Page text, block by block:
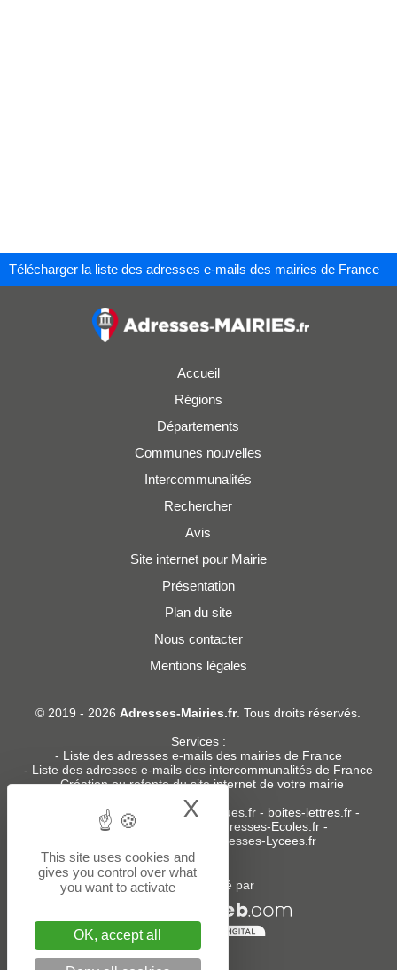
Télécharger la liste des adresses e-mails des mairies de France
Accueil
Régions
Départements
Communes nouvelles
Intercommunalités
Rechercher
Avis
Site internet pour Mairie
Présentation
Plan du site
Nous contacter
Mentions légales
© 2019 - 2026Adresses-Mairies.fr. Tous droits réservés.
Services :
- Liste des adresses e-mails des mairies de France
- Liste des adresses e-mails des intercommunalités de France
-Création ou refonte du site internet de votre mairie
Sites partenaires: donneespubliques.fr - boites-lettres.fr -
bureaux.boites-lettres.fr
Adresses-Ecoles.fr -
Adresses-Lycees.fr
Un service édité par
This site uses cookies and
gives you control over what
you want to activate
OK, accept all
X Hide cookie